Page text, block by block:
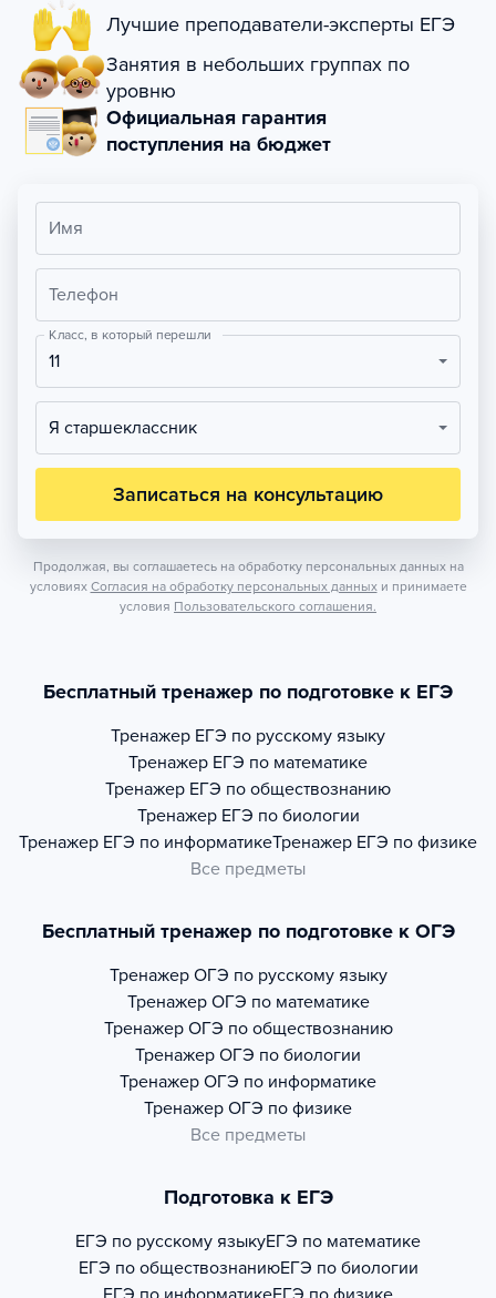
Лучшие преподаватели-эксперты ЕГЭ
Занятия в небольших группах по
уровню
Официальная гарантия
поступления на бюджет
Имя
Телефон
Класс, в который перешли
11
Я старшеклассник
Записаться на консультацию
Продолжая, вы соглашаетесь на обработку персональных данных на
условиях Согласия на обработку персональных данных и принимаете
условия Пользовательского соглашения.
Бесплатный тренажер по подготовке к ЕГЭ
Тренажер ЕГЭ по русскому языку
Тренажер ЕГЭ по математике
Тренажер ЕГЭ по обществознанию
Тренажер ЕГЭ по биологии
Тренажер ЕГЭ по информатикеТренажер ЕГЭ по физике
Все предметы
Бесплатный тренажер по подготовке к ОГЭ
Тренажер ОГЭ по русскому языку
Тренажер ОГЭ по математике
Тренажер ОГЭ по обществознанию
Тренажер ОГЭ по биологии
Тренажер ОГЭ по информатике
Тренажер ОГЭ по физике
Все предметы
Подготовка к ЕГЭ
ЕГЭ по русскому языкуЕГЭ по математике
ЕГЭ по обществознаниюЕГЭ по биологии